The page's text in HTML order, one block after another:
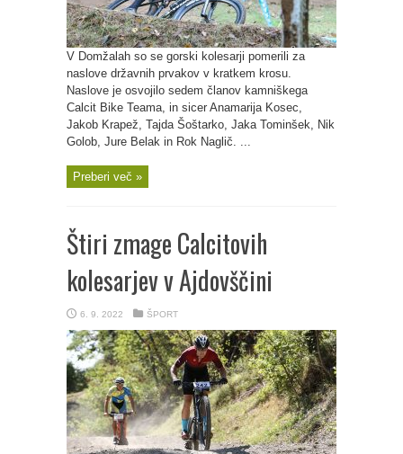
V Domžalah so se gorski kolesarji pomerili za
naslove državnih prvakov v kratkem krosu.
Naslove je osvojilo sedem članov kamniškega
Calcit Bike Teama, in sicer Anamarija Kosec,
Jakob Krapež, Tajda Šoštarko, Jaka Tominšek, Nik
Golob, Jure Belak in Rok Naglič. ...
Preberi več »
Štiri zmage Calcitovih
kolesarjev v Ajdovščini
6. 9. 2022 ŠPORT